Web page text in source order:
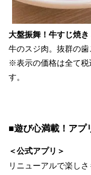
大盤振舞！牛すじ焼き
牛のスジ肉。抜群の歯
※表示の価格は全て税
す。
■遊び心満載！アプ
＜公式アプリ＞
リニューアルで楽し